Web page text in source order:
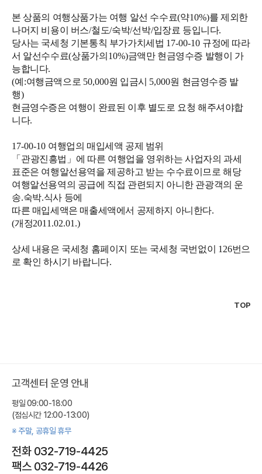
본 상품의 여행상품가는 여행 알선 수수료(약10%)를 제외한
나머지 비용이 버스/철도/숙박/선박/입장료 등입니다.
당사는 국세청 기본통칙 부가가치세법 17-00-10 규정에 따라
서 알선수수료(상품가의 10%)금액만 현금영수증 발행이 가
능합니다.
(예 :여행금액으로 50,000원 입금시 5,000원 현금영수증 발
행)
현금영수증은 여행이 완료된 이후 별도로 요청 해주셔야합
니다.
17-00-10 여행업의 매입세액 공제 범위
「 관광진흥법 」 에 따른 여행업을 영위하는 사업자의 과세
표준은 여행알선용역을 제공하고 받는 수수료이므로 해당
여행알선용역의 공급에 직접 관련되지 아니한 관광객의 운
송.숙박.식사 등에
따른 매입세액은 매출세액에서 공제하지 아니한다.
(개정2011.02.01.)
상세 내용은 국세청 홈페이지 또는 국세청 국번없이 126번으
로 확인 하시기 바랍니다.
TOP
고객센터 운영 안내
평일 09:00-18:00
(점심시간 12:00-13:00)
※ 주말, 공휴일 휴무
전화 032-719-4425
팩스 032-719-4426